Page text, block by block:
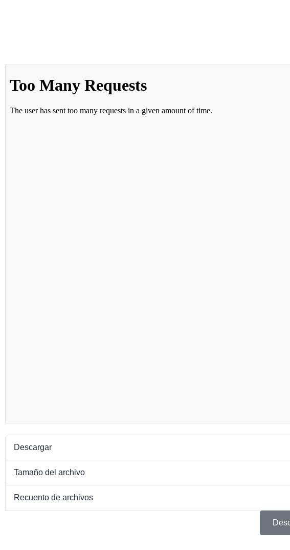
Descargar
Tamaño del archivo
Recuento de archivos